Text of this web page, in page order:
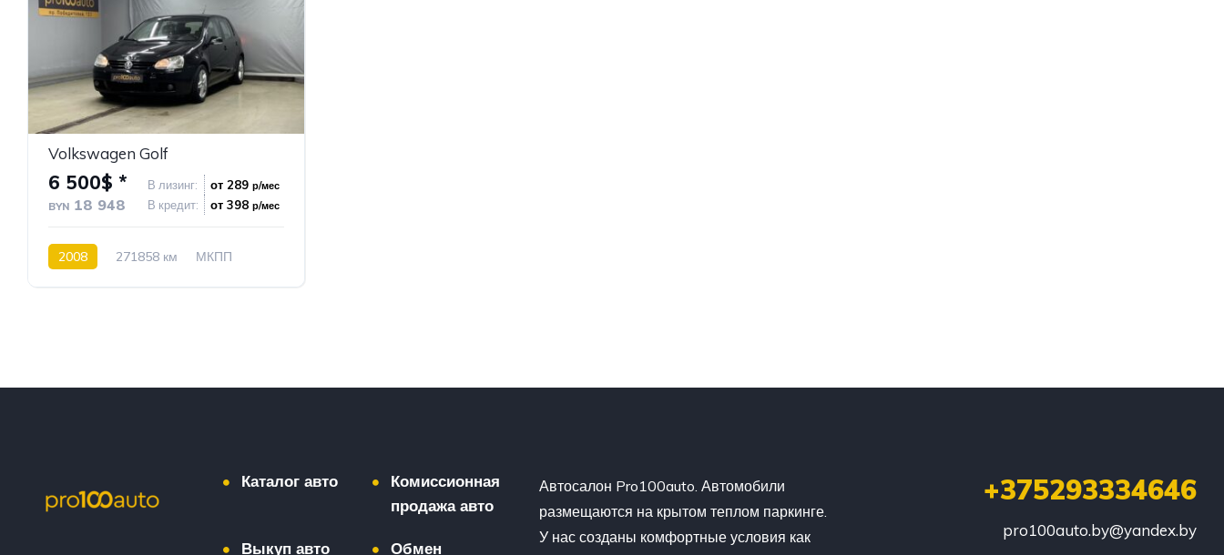
Volkswagen Golf
6 500$ *
BYN 18 948
В лизинг: от 289 р/мес
В кредит: от 398 р/мес
2008 271858 км
МКПП
Каталог авто
Комиссионная
продажа авто
Выкуп авто Обмен
Автосалон Pro100auto. Автомобили
размещаются на крытом теплом паркинге.
У нас созданы комфортные условия как
+375293334646
pro100auto.by@yandex.by